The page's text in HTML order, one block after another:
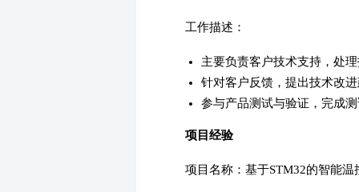
工作描述：
主要负责客户技术支持，处
针对客户反馈，提出技术改
参与产品测试与验证，完成
项目经验
项目名称：基于STM32的智能温